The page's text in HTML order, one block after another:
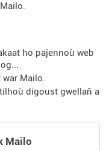
ho pajennoù web
Mailo.
digoust gwellañ a
Mailo